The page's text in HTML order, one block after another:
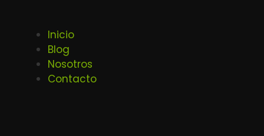
Inicio
Blog
Nosotros
Contacto